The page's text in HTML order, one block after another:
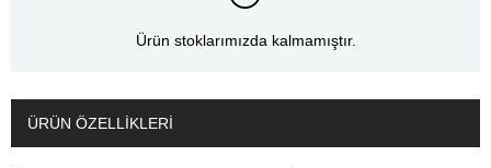
Ürün stoklarımızda kalmamıştır.
ÜRÜN ÖZELLIKLERI